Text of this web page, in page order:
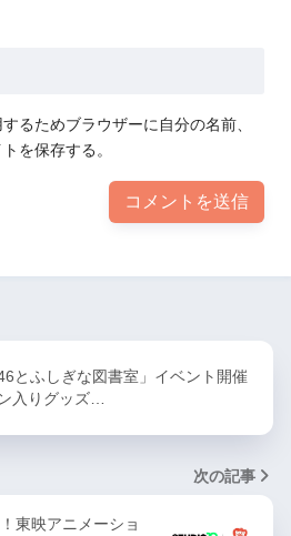
るためブラウザーに自分の名前、
を保存する。
とふしぎな図書室」イベント開催
入りグッズ…
次の記事
東映アニメーショ